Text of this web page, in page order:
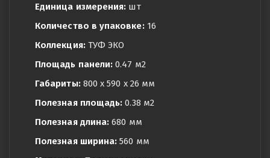
Единица измерения: шт
Количество в упаковке:16
Коллекция:ТУФ ЭКО
Площадь панели: 0.47 м2
Габариты:800 x 590 x 26 мм
Полезная площадь: 0.38 м2
Полезная длина: 680 мм
Полезная ширина: 560 мм